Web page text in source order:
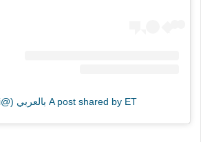
A post shared by ET بالعربي (@etbilarabi)